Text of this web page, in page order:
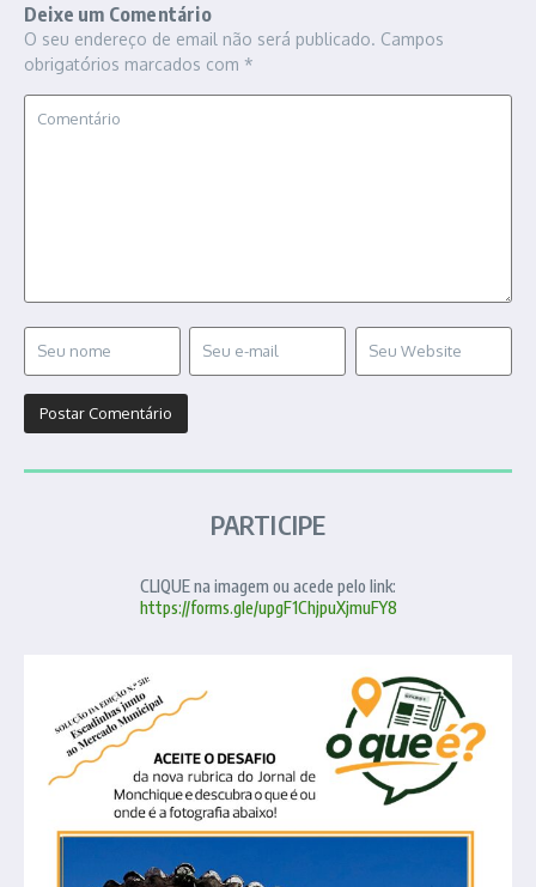
Deixe um Comentário
O seu endereço de email não será publicado. Campos
obrigatórios marcados com *
PARTICIPE
CLIQUE na imagem ou acede pelo link:
https://forms.gle/upgF1ChjpuXjmuFY8